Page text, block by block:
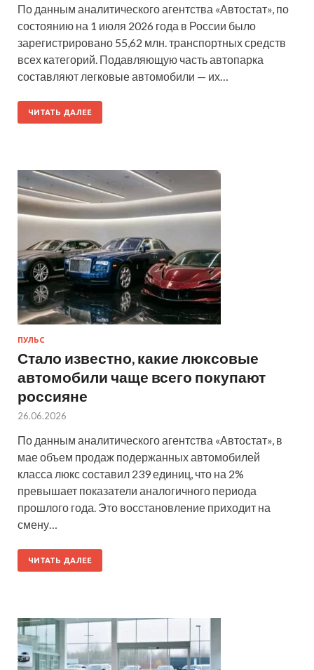
По данным аналитического агентства «Автостат», по
состоянию на 1 июля 2026 года в России было
зарегистрировано 55,62 млн. транспортных средств
всех категорий. Подавляющую часть автопарка
составляют легковые автомобили — их…
ЧИТАТЬ ДАЛЕЕ
ПУЛЬС
Стало известно, какие люксовые
автомобили чаще всего покупают
россияне
26.06.2026
По данным аналитического агентства «Автостат», в
мае объем продаж подержанных автомобилей
класса люкс составил 239 единиц, что на 2%
превышает показатели аналогичного периода
прошлого года. Это восстановление приходит на
смену…
ЧИТАТЬ ДАЛЕЕ